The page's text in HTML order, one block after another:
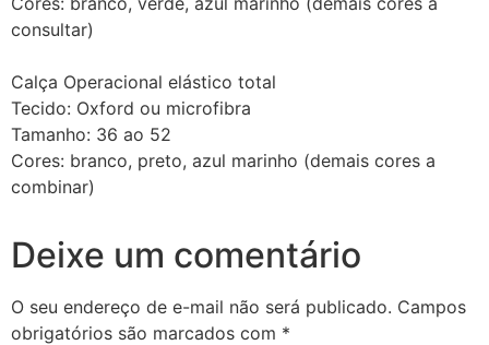
consultar)
Calça Operacional elástico total
Tecido: Oxford ou microfibra
Tamanho: 36 ao 52
Cores: branco, preto, azul marinho (demais cores a
combinar)
Deixe um comentário
O seu endereço de e-mail não será publicado. Campos
obrigatórios são marcados com *